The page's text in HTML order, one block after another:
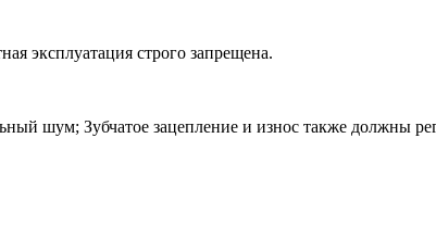
эксплуатация строго запрещена.
шум; Зубчатое зацепление и износ также должны